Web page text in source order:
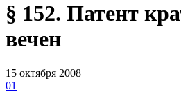
§ 152. Патент
вечен
15 октября 2008
01